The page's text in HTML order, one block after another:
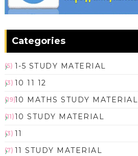
Categories
1-5 STUDY MATERIAL
(5)
10 11 12
(3)
10 MATHS STUDY MATERIAL
(19)
10 STUDY MATERIAL
(11)
11
(3)
11 STUDY MATERIAL
(7)